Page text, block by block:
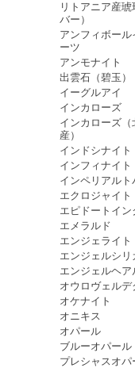
リトアニア産琥
バー）
アンフィボール
ーツ
アンモナイト
出雲石（碧玉）
イーグルアイ
インカローズ
インカローズ（
産）
インドシナイト
インフィナイト
インペリアルト
エクロジャイト
エピドートイン
エメラルド
エンジェライト
エンジェルシリ
エンジェルヘア
オウロヴェルデ
オケナイト
オニキス
オパール
ブルーオパール
プレシャスオパ